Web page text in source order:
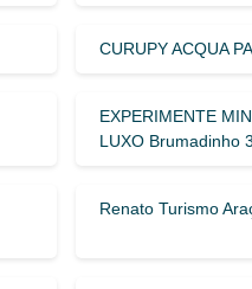
CURUPY ACQUA
EXPERIMENTE
LUXO Brumadinho
Renato Turismo